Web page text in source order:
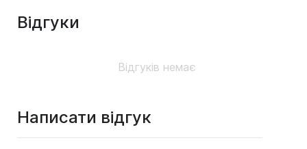
Відгуки
Відгуків немає
Написати відгук